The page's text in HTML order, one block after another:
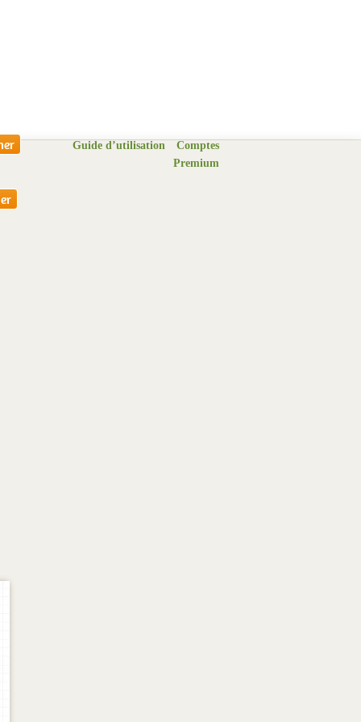
Guide d’utilisation
Comptes
Premium